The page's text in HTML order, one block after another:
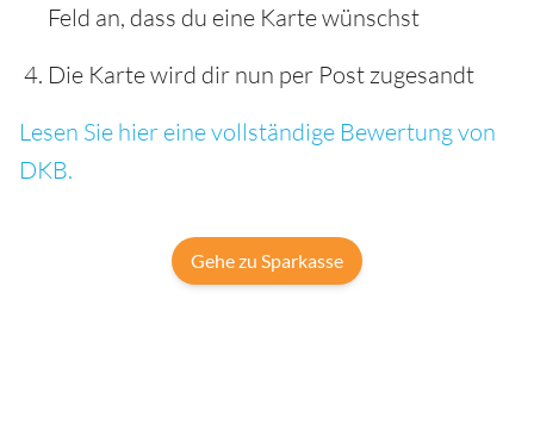
Feld an, dass du eine Karte wünschst
Die Karte wird dir nun per Post zugesandt
Lesen Sie hier eine vollständige Bewertung von
DKB.
Gehe zu Sparkasse